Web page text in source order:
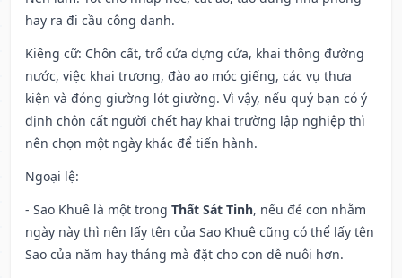
hay ra đi cầu công danh.
Kiêng cữ: Chôn cất, trổ cửa dựng cửa, khai thông đường
nước, việc khai trương, đào ao móc giếng, các vụ thưa
kiện và đóng giường lót giường. Vì vậy, nếu quý bạn có ý
định chôn cất người chết hay khai trường lập nghiệp thì
nên chọn một ngày khác để tiến hành.
Ngoại lệ:
- Sao Khuê là một trong Thất Sát Tinh, nếu đẻ con nhằm
ngày này thì nên lấy tên của Sao Khuê cũng có thể lấy tên
Sao của năm hay tháng mà đặt cho con dễ nuôi hơn.